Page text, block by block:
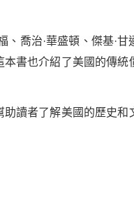
喬治·華盛頓、傑基·
書也介紹了美國的傳統
讀者了解美國的歷史和